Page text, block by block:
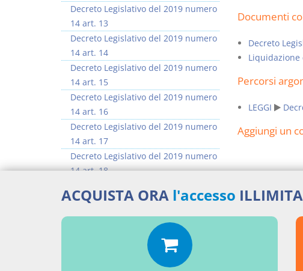
Documenti
Decreto
Percorsi
LEGGI
Aggiungi un
Decreto Legislativo del 2019 numero
14 art. 13
Decreto Legislativo del 2019 numero
14 art. 14
Decreto Legislativo del 2019 numero
14 art. 15
Decreto Legislativo del 2019 numero
14 art. 16
Decreto Legislativo del 2019 numero
14 art. 17
Decreto Legislativo del 2019 numero
14 art. 18
14 art. 19
Decreto Legislativo del 2019 numero
>> Vai all'argomento completo
ACQUISTA ORA l'accesso